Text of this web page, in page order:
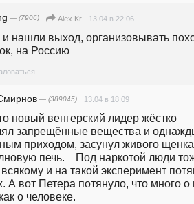
— (7906) Alex Kr 13.04 в 22:06
и нашли выход, организовывать
на Россию
— (389045) 13.04 в 18:09
новый венгерский лидер жёстко
запрещённые вещества и
приходом, засунул живого
печь.    Под наркотой люди
и на такой эксперимент
А вот Петера потянуло, что много о
о человеке.